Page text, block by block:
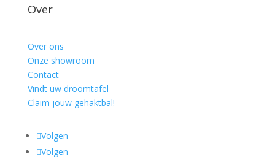
Over
Over ons
Onze showroom
Contact
Vindt uw droomtafel
Claim jouw gehaktbal!
Volgen
Volgen